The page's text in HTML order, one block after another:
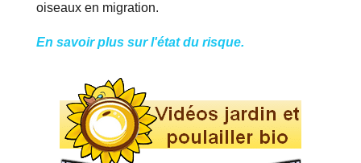
oiseaux en migration.
En savoir plus sur l'état du risque.